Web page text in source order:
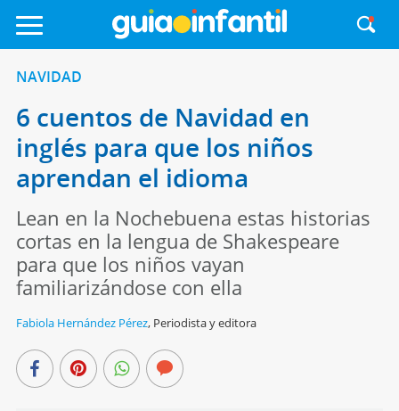
NAVIDAD
6 cuentos de Navidad en
inglés para que los niños
aprendan el idioma
Lean en la Nochebuena estas historias
cortas en la lengua de Shakespeare
para que los niños vayan
familiarizándose con ella
Fabiola Hernández Pérez, Periodista y editora